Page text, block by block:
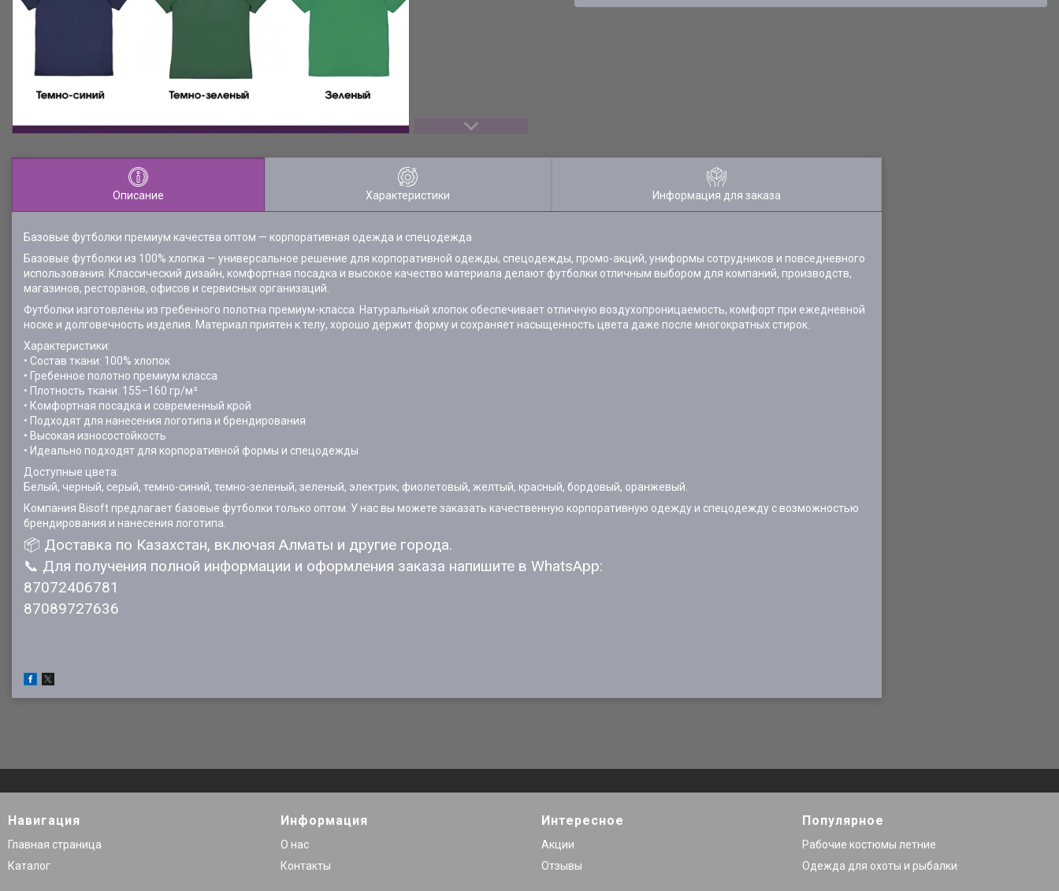
Описание Характеристики Информация для заказа
Базовые футболки премиум качества оптом — корпоративная одежда и спецодежда
Базовые футболки из 100% хлопка — универсальное решение для корпоративной одежды, спецодежды, промо-акций, униформы сотрудников и повседневного
использования. Классический дизайн, комфортная посадка и высокое качество материала делают футболки отличным выбором для компаний, производств,
магазинов, ресторанов, офисов и сервисных организаций.
Футболки изготовлены из гребенного полотна премиум-класса. Натуральный хлопок обеспечивает отличную воздухопроницаемость, комфорт при ежедневной
носке и долговечность изделия. Материал приятен к телу, хорошо держит форму и сохраняет насыщенность цвета даже после многократных стирок.
Характеристики:
• Состав ткани: 100% хлопок
• Гребенное полотно премиум класса
• Плотность ткани: 155–160 гр/м²
• Комфортная посадка и современный крой
• Подходят для нанесения логотипа и брендирования
• Высокая износостойкость
• Идеально подходят для корпоративной формы и спецодежды
Доступные цвета:
Белый, черный, серый, темно-синий, темно-зеленый, зеленый, электрик, фиолетовый, желтый, красный, бордовый, оранжевый.
Компания Bisoft предлагает базовые футболки только оптом. У нас вы можете заказать качественную корпоративную одежду и спецодежду с возможностью
брендирования и нанесения логотипа.
📦 Доставка по Казахстан, включая Алматы и другие города.
📞 Для получения полной информации и оформления заказа напишите в WhatsApp:
87072406781
87089727636
Навигация
Главная страница
Каталог
Информация
О нас
Контакты
Интересное
Акции
Отзывы
Популярное
Рабочие костюмы летние
Одежда для охоты и рыбалки